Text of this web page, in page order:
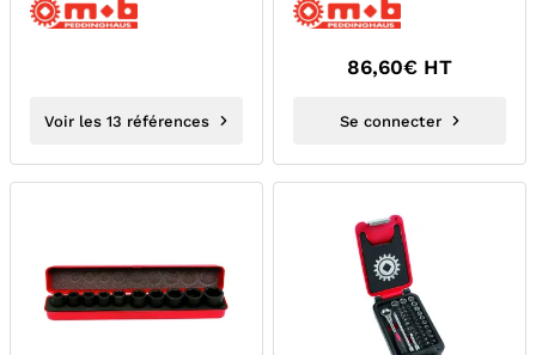
Voir les 13 références
86,60€ HT
Se connecter